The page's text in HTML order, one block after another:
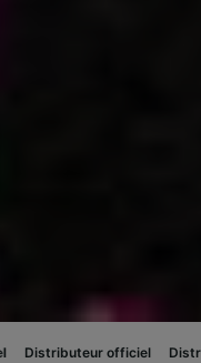
officiel Distributeur officiel